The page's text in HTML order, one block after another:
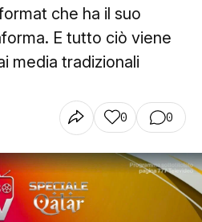
che ha il suo
E tutto ciò viene
media tradizionali
0 0